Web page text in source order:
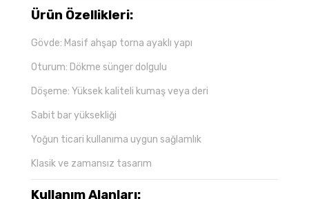
Ürün Özellikleri:
Gövde: Masif ahşap torna ayaklı yapı
Oturum: Dökme sünger dolgulu
Döşeme: Yüksek kaliteli kumaş veya deri
Sabit bar yüksekliği
Yoğun ticari kullanıma uygun sağlamlık
Klasik ve zamansız tasarım
Kullanım Alanları: